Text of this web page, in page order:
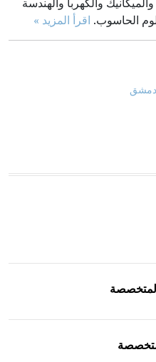
الحاسوب. اقرأ المزيد »